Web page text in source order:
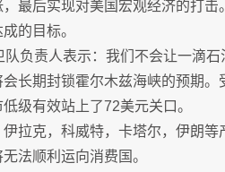
最后实现对美国宏观经济的打
的目标。
负责人表示：我们不会让一滴
长期封锁霍尔木兹海峡的预期
级有效站上了72美元关口。
拉克，科威特，卡塔尔，伊朗
法顺利运向消费国。